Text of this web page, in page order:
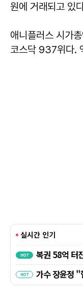
원에 거래되고 있
애니플러스 시가
코스닥 937위다.